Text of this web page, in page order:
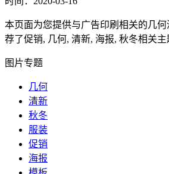
本页面为您提供与广告印刷相关的几
荐了促销, 几何, 清新, 海报, 秋冬相关
图片专题
几何
清新
秋冬
服装
促销
海报